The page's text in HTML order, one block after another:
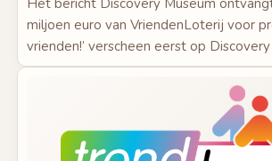
Het bericht Discovery Museum
miljoen euro van VriendenLoterij voor
vrienden!’ verscheen eerst op